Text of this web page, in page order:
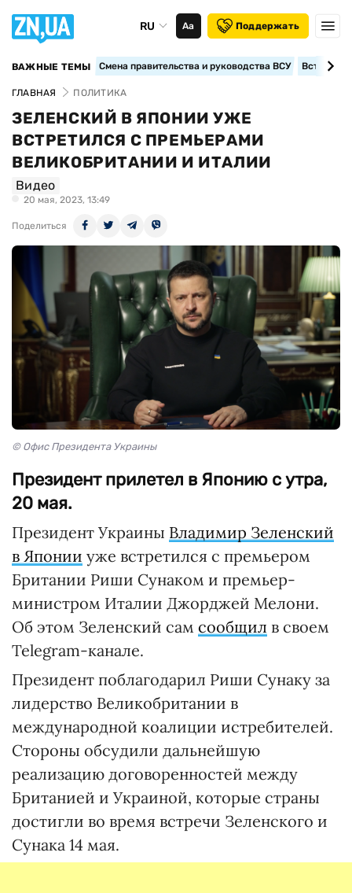
RU Аа Поддержать
ВАЖНЫЕ ТЕМЫ Смена правительства и руководства ВСУ
ГЛАВНАЯ ПОЛИТИКА
ЗЕЛЕНСКИЙ В ЯПОНИИ УЖЕ
ВСТРЕТИЛСЯ С ПРЕМЬЕРАМИ
ВЕЛИКОБРИТАНИИ И ИТАЛИИ
Видео
20 мая, 2023, 13:49
Поделиться
© Офис Президента Украины
Президент прилетел в Японию с утра,
20 мая.
Президент Украины Владимир Зеленский
в Японии уже встретился с премьером
Британии Риши Сунаком и премьер-
министром Италии Джорджей Мелони.
Об этом Зеленский сам сообщил в своем
Telegram-канале.
Президент поблагодарил Риши Сунаку за
лидерство Великобритании в
международной коалиции истребителей.
Стороны обсудили дальнейшую
реализацию договоренностей между
Британией и Украиной, которые страны
достигли во время встречи Зеленского и
Сунака 14 мая.